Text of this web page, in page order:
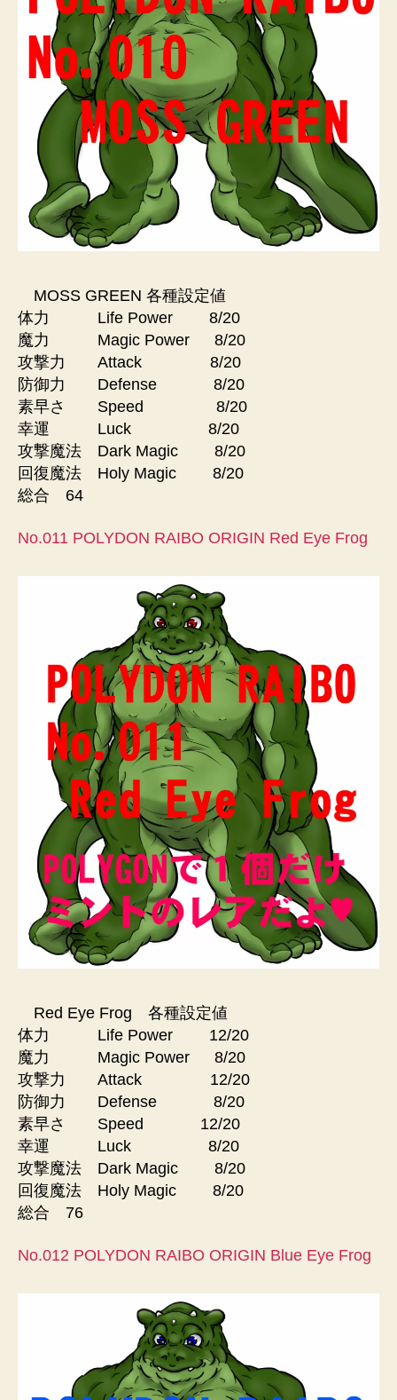
MOSS GREEN 各種設定値
体力 Life Power 8/20
魔力 Magic Power 8/20
攻撃力 Attack 8/20
防御力 Defense 8/20
素早さ Speed 8/20
幸運 Luck 8/20
攻撃魔法 Dark Magic 8/20
回復魔法 Holy Magic 8/20
総合 64
No.011 POLYDON RAIBO ORIGIN Red Eye Frog
Red Eye Frog 各種設定値
体力 Life Power 12/20
魔力 Magic Power 8/20
攻撃力 Attack 12/20
防御力 Defense 8/20
素早さ Speed 12/20
幸運 Luck 8/20
攻撃魔法 Dark Magic 8/20
回復魔法 Holy Magic 8/20
総合 76
No.012 POLYDON RAIBO ORIGIN Blue Eye Frog